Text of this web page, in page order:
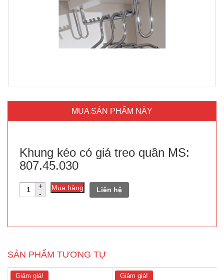
MUA SẢN PHẨM NÀY
Khung kéo có giá treo quần MS:
807.45.030
Số
lượng
Mua hàng Liên hệ
SẢN PHẨM TƯƠNG TỰ
Giảm giá! Giảm giá!